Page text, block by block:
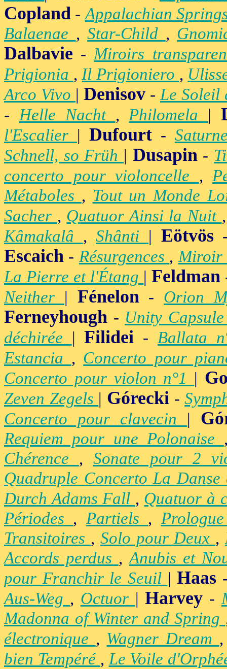
Copland -Appalachian
Balaenae ,Star-Child ,
Dalbavie -Miroirs
Prigionia ,Il Prigioniero ,
Arco Vivo | Denisov -Le Soleil
-Helle Nacht ,Philomela |
l'Escalier | Dufourt-
Schnell, so Früh | Dusapin-
concerto pour violoncelle ,
Métaboles , Tout un Monde
Sacher , Quatuor Ainsi la Nuit
Kâmakalâ ,Shânti | Eötvös
Escaich - Résurgences ,Miroir
La Pierre et l'Étang |Feldman
Neither | Fénelon- Orion
Ferneyhough - Unity
déchirée |Filidei - Ballata
Estancia , Concerto pour
Concerto pour violon n°1 |
Zeven Zegels | Górecki-
Concerto pour clavecin |
Requiem pour une Polonaise
Chérence , Sonate pour 2
Quadruple Concerto La
Durch Adams Fall , Quatuor à
Périodes , Partiels ,
Transitoires , Solo pour Deux ,
Accords perdus ,Anubis et
pour Franchir le Seuil |Haas
Aus-Weg , Octuor |Harvey -
Madonna of Winter and Spring
électronique , Wagner Dream
bien Tempéré ,Le Voile